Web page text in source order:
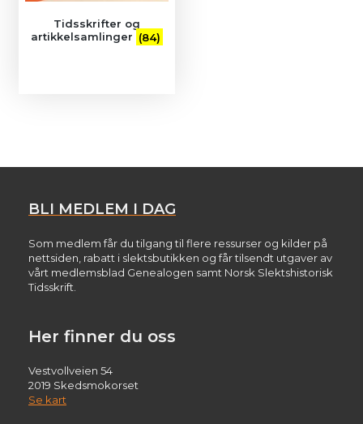
Tidsskrifter og
artikkelsamlinger (84)
BLI MEDLEM I DAG
Som medlem får du tilgang til flere ressurser og kilder på
nettsiden, rabatt i slektsbutikken og får tilsendt utgaver av
vårt medlemsblad Genealogen samt Norsk Slektshistorisk
Tidsskrift.
Her finner du oss
Vestvollveien 54
2019 Skedsmokorset
Se kart